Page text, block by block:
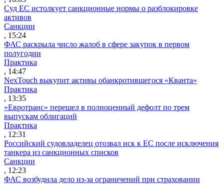
Суд ЕС истолкует санкционные нормы о разблокировке
активов
Санкции
, 15:24
ФАС раскрыла число жалоб в сфере закупок в первом
полугодии
Практика
, 14:47
NexTouch выкупит активы обанкротившегося «Кванта»
Практика
, 13:35
«Евротранс» перешел в полноценный дефолт по трем
выпускам облигаций
Практика
, 12:31
Российский судовладелец отозвал иск к ЕС после исключения
танкера из санкционных списков
Санкции
, 12:23
ФАС возбудила дело из-за ограничений при страховании